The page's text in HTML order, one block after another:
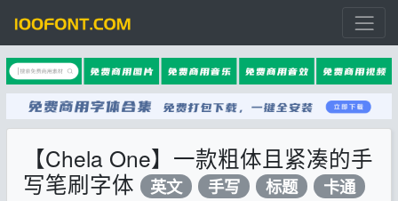
【Chela One】一款粗体且紧凑的手
写笔刷字体
英文 手写 标题
卡通